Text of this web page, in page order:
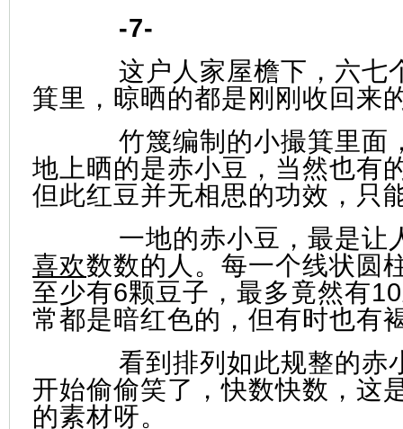
-7-
这户人家屋檐下，六七
箕里，晾晒的都是刚刚收回来
竹篾编制的小撮箕里面
地上晒的是赤小豆，当然也有
但此红豆并无相思的功效，只
一地的赤小豆，最是让
喜欢数数的人。每一个线状圆
至少有6颗豆子，最多竟然有
常都是暗红色的，但有时也有
看到排列如此规整的赤
开始偷偷笑了，快数快数，这
的素材呀。